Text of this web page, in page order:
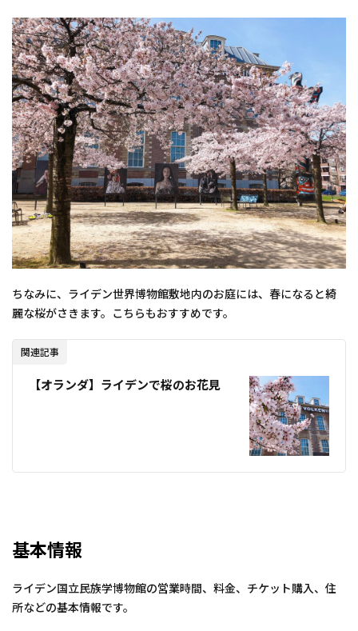
ちなみに、ライデン世界博物館敷地内のお庭には、春になると綺
麗な桜がさきます。こちらもおすすめです。
関連記事
【オランダ】ライデンで桜のお花見
基本情報
ライデン国立民族学博物館の営業時間、料金、チケット購入、住
所などの基本情報です。